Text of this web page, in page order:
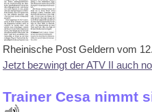
Rheinische Post Geldern vom
Jetzt bezwingt der ATV II auch
Trainer Cesa nimmt